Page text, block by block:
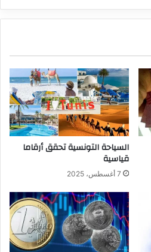
السياحة التونسية تحقق أرقاما
قياسية
7 أغسطس، 2025